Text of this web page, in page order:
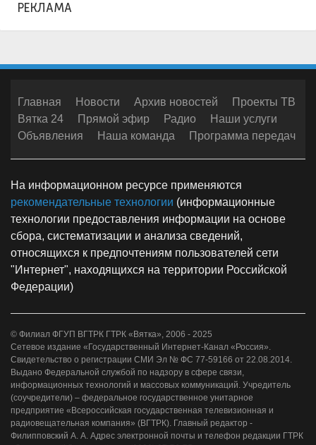
РЕКЛАМА
Главная Новости Архив новостей
Проекты ТВ
Вятка 24
Прямой эфир Радио
Наши услуги
Объявления
Наша команда Программа передач
На информационном ресурсе применяются
рекомендательные технологии (информационные
технологии предоставления информации на основе
сбора, систематизации и анализа сведений,
относящихся к предпочтениям пользователей сети
"Интернет", находящихся на территории Российской
Федерации)
© Филиал ФГУП ВГТРК ГТРК «Вятка», 2006 - 2025
Сетевое издание «Государственный Интернет-Канал «Россия».
Свидетельство о регистрации СМИ Эл № ФС 77-59166 от 22.08.2014.
Выдано Федеральной службой по надзору в сфере связи,
информационных технологий и массовых коммуникаций. Учредитель
(соучредители) – федеральное государственное унитарное
предприятие «Всероссийская государственная телевизионная и
радиовещательная компания» (ВГТРК). Главный редактор -
Филипповский А. А. Адрес электронной почты и телефон редакции ГТРК